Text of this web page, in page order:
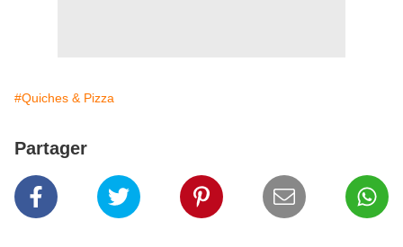
#Quiches & Pizza
Partager